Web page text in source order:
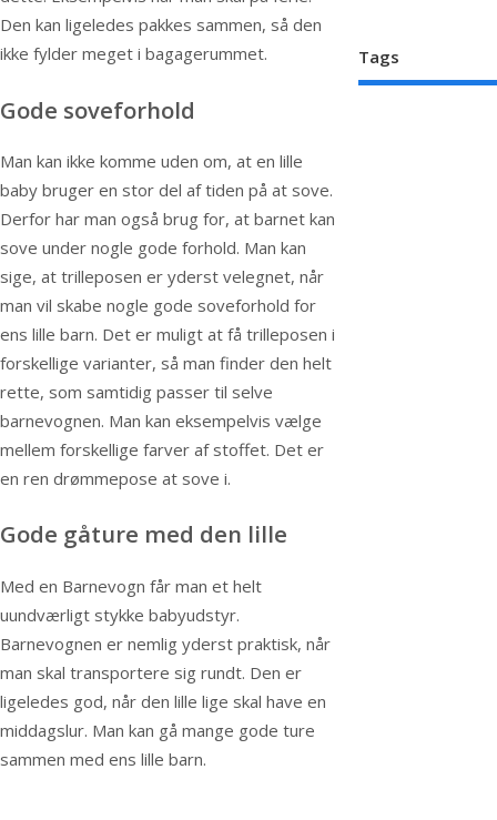
Den kan ligeledes pakkes sammen, så den
ikke fylder meget i bagagerummet.
Gode soveforhold
Man kan ikke komme uden om, at en lille
baby bruger en stor del af tiden på at sove.
Derfor har man også brug for, at barnet kan
sove under nogle gode forhold. Man kan
sige, at trilleposen er yderst velegnet, når
man vil skabe nogle gode soveforhold for
ens lille barn. Det er muligt at få trilleposen i
forskellige varianter, så man finder den helt
rette, som samtidig passer til selve
barnevognen. Man kan eksempelvis vælge
mellem forskellige farver af stoffet. Det er
en ren drømmepose at sove i.
Gode gåture med den lille
Med en Barnevogn får man et helt
uundværligt stykke babyudstyr.
Barnevognen er nemlig yderst praktisk, når
man skal transportere sig rundt. Den er
ligeledes god, når den lille lige skal have en
middagslur. Man kan gå mange gode ture
sammen med ens lille barn.
Tags